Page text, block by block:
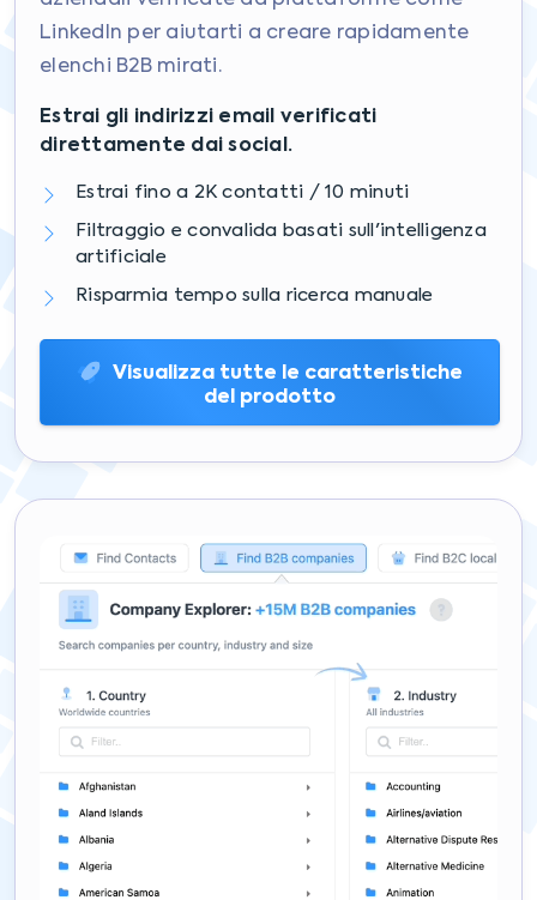
LinkedIn per aiutarti a creare rapidamente
elenchi B2B mirati.
Estrai gli indirizzi email verificati
direttamente dai social.
Estrai fino a 2K contatti / 10 minuti
Filtraggio e convalida basati sull'intelligenza
artificiale
Risparmia tempo sulla ricerca manuale
Visualizza tutte le caratteristiche
del prodotto